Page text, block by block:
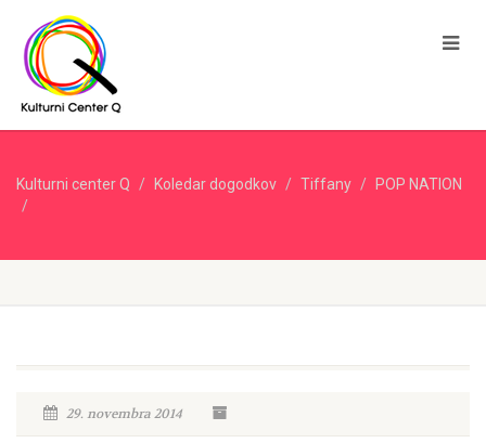
Kulturni center Q Koledar dogodkov Tiffany POP NATION
29. novembra 2014